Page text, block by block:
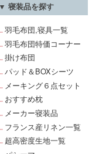
▼ 寝装品を探す
羽毛布団,寝具一覧
羽毛布団特価コーナー
掛け布団
パッド＆BOXシーツ
メーキング６点セット
おすすめ枕
メーカー寝装品
フランス産リネン一覧
超高密度生地一覧